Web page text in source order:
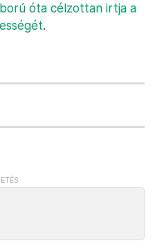
óta célzottan irtja a
.